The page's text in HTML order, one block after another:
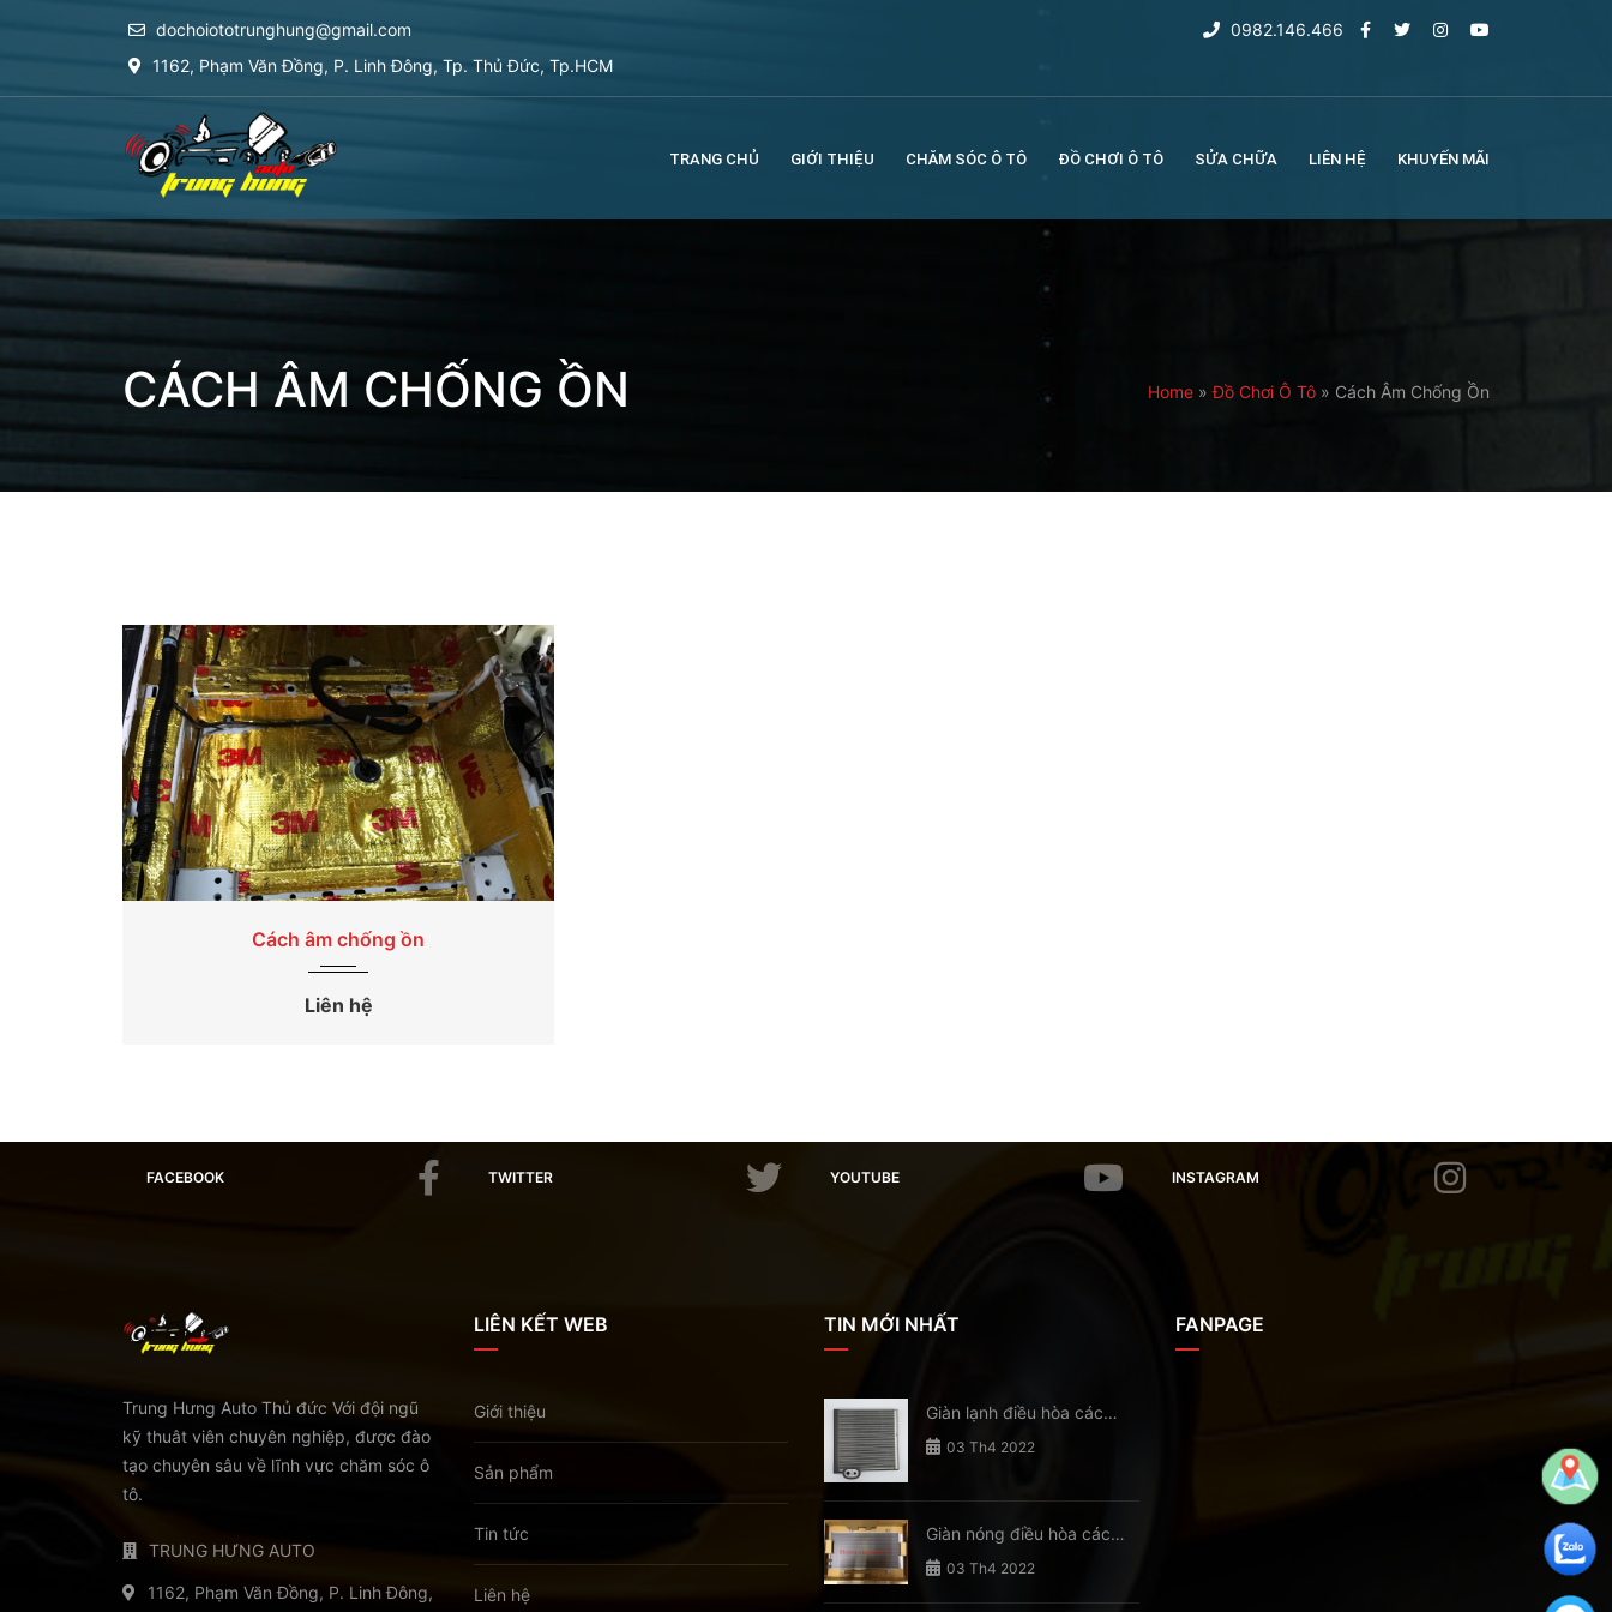
dochoiototrunghung@gmail.com
1162, Phạm Văn Đồng, P. Linh Đông, Tp. Thủ Đức, Tp.HCM
0982.146.466
TRANG CHỦ GIỚI THIỆU CHĂM SÓC Ô TÔ ĐỒ CHƠI Ô TÔ SỬA CHỮA LIÊN HỆ KHUYẾN MÃI
CÁCH ÂM CHỐNG ỒN Home »Đồ Chơi Ô Tô » Cách Âm Chống Ồn
Cách âm chống ồn
Liên hệ
FACEBOOK TWITTER YOUTUBE INSTAGRAM
Trung Hưng Auto Thủ đức Với đội ngũ
kỹ thuât viên chuyên nghiệp, được đào
tạo chuyên sâu về lĩnh vực chăm sóc ô
tô.
TRUNG HƯNG AUTO
1162, Phạm Văn Đồng, P. Linh Đông,
LIÊN KẾT WEB
Giới thiệu
Sản phẩm
Tin tức
Liên hệ
TIN MỚI NHẤT
Giàn lạnh điều hòa các
dòng xe
03 Th4 2022
Giàn nóng điều hòa các
loại03 Th4 2022
FANPAGE